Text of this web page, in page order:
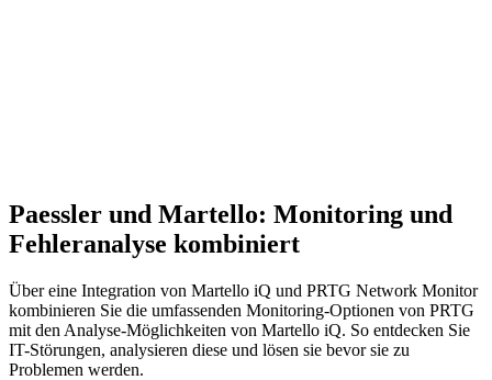
Paessler und Martello: Monitoring und
Fehleranalyse kombiniert
Über eine Integration von Martello iQ und PRTG Network Monitor
kombinieren Sie die umfassenden Monitoring-Optionen von PRTG
mit den Analyse-Möglichkeiten von Martello iQ. So entdecken Sie
IT-Störungen, analysieren diese und lösen sie bevor sie zu
Problemen werden.